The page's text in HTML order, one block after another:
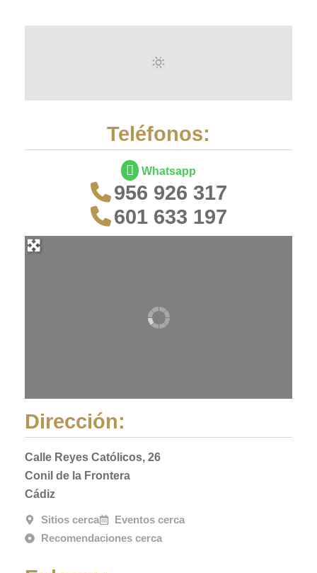
Teléfonos:
Whatsapp
956 926 317
601 633 197
Dirección:
Calle Reyes Católicos, 26
Conil de la Frontera
Cádiz
Sitios cerca
Eventos cerca
Recomendaciones cerca